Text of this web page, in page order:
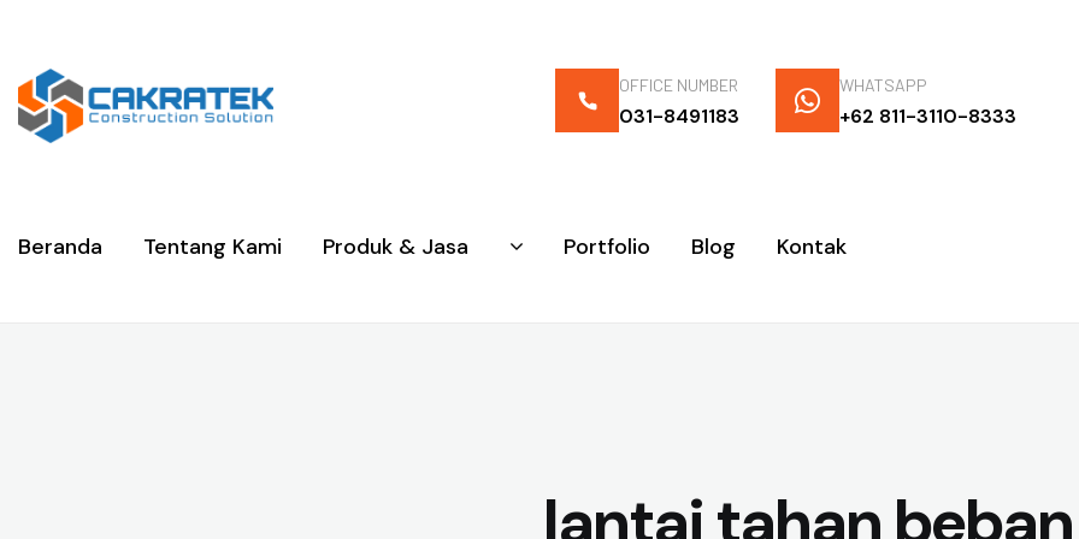
OFFICE NUMBER
031-8491183
WHATSAPP
+62 811-3110-8333
Beranda Tentang Kami Produk & Jasa Portfolio Blog Kontak